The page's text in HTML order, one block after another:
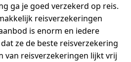
ga je goed verzekerd op reis.
reisverzekeringen
is enorm en iedere
ze de beste reisverzekering
van reisverzekeringen lijkt vrij